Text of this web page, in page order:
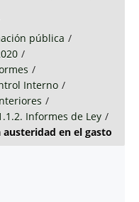
pública /
/
/
Interno /
/
Informes de Ley /
en el gasto